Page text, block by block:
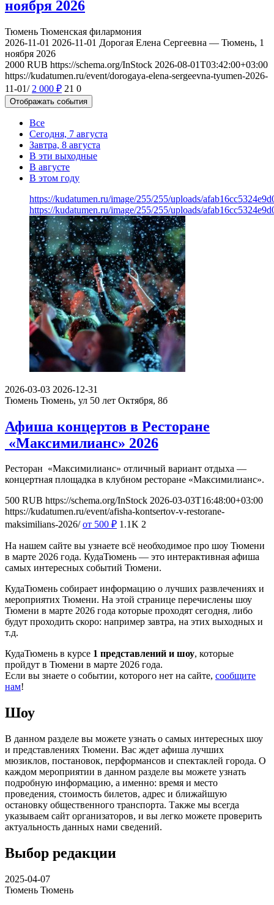
ноября 2026
Тюмень Тюменская филармония
2026-11-01 2026-11-01 Дорогая Елена Сергеевна — Тюмень, 1
ноября 2026
2000 RUB https://schema.org/InStock 2026-08-01T03:42:00+03:00
https://kudatumen.ru/event/dorogaya-elena-sergeevna-tyumen-2026-
11-01/ 2 000 ₽ 21 0
Отображать события
Все
Сегодня, 7 августа
Завтра, 8 августа
В эти выходные
В августе
В этом году
https://kudatumen.ru/image/255/255/uploads/
https://kudatumen.ru/image/255/255/uploads/
2026-03-03 2026-12-31
Тюмень Тюмень, ул 50 лет Октября, 8б
Афиша концертов в Ресторане
«Максимилианс» 2026
Ресторан «Максимилианс» отличный вариант отдыха —
концертная площадка в клубном ресторане «Максимилианс».
500 RUB https://schema.org/InStock 2026-03-03T16:48:00+03:00
https://kudatumen.ru/event/afisha-kontsertov-v-restorane-
maksimilians-2026/ от 500 ₽ 1.1K 2
На нашем сайте вы узнаете всё необходимое про шоу Тюмени
в марте 2026 года. КудаТюмень — это интерактивная афиша
самых интересных событий Тюмени.
КудаТюмень собирает информацию о лучших развлечениях и
мероприятих Тюмени. На этой странице перечислены шоу
Тюмени в марте 2026 года которые проходят сегодня, либо
будут проходить скоро: например завтра, на этих выходных и
т.д.
КудаТюмень в курсе 1 представлений и шоу, которые
пройдут в Тюмени в марте 2026 года.
Если вы знаете о событии, которого нет на сайте, сообщите
нам!
Шоу
В данном разделе вы можете узнать о самых интересных шоу
и представлениях Тюмени. Вас ждет афиша лучших
мюзиклов, постановок, перформансов и спектаклей города. О
каждом мероприятии в данном разделе вы можете узнать
подробную информацию, а именно: время и место
проведения, стоимость билетов, адрес и ближайшую
остановку общественного транспорта. Также мы всегда
указываем сайт организаторов, и вы легко можете проверить
актуальность данных нами сведений.
Выбор редакции
2025-04-07
Тюмень Тюмень